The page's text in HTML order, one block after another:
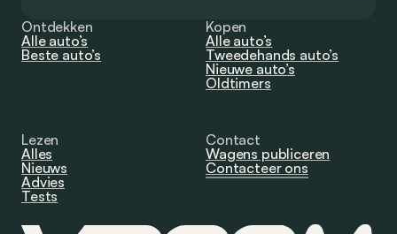
Ontdekken
Alle auto’s
Beste auto’s
Kopen
Alle auto’s
Tweedehands auto’s
Nieuwe auto’s
Oldtimers
Lezen
Alles
Nieuws
Advies
Tests
Contact
Wagens publiceren
Contacteer ons